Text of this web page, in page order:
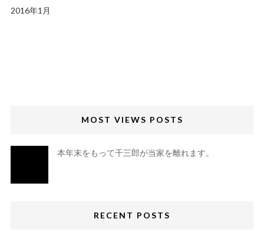
2016年1月
MOST VIEWS POSTS
本年末をもって千三郎が当家を離れます。
RECENT POSTS